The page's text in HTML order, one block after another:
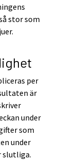
stor som
per
är
under
som
under
slutliga.